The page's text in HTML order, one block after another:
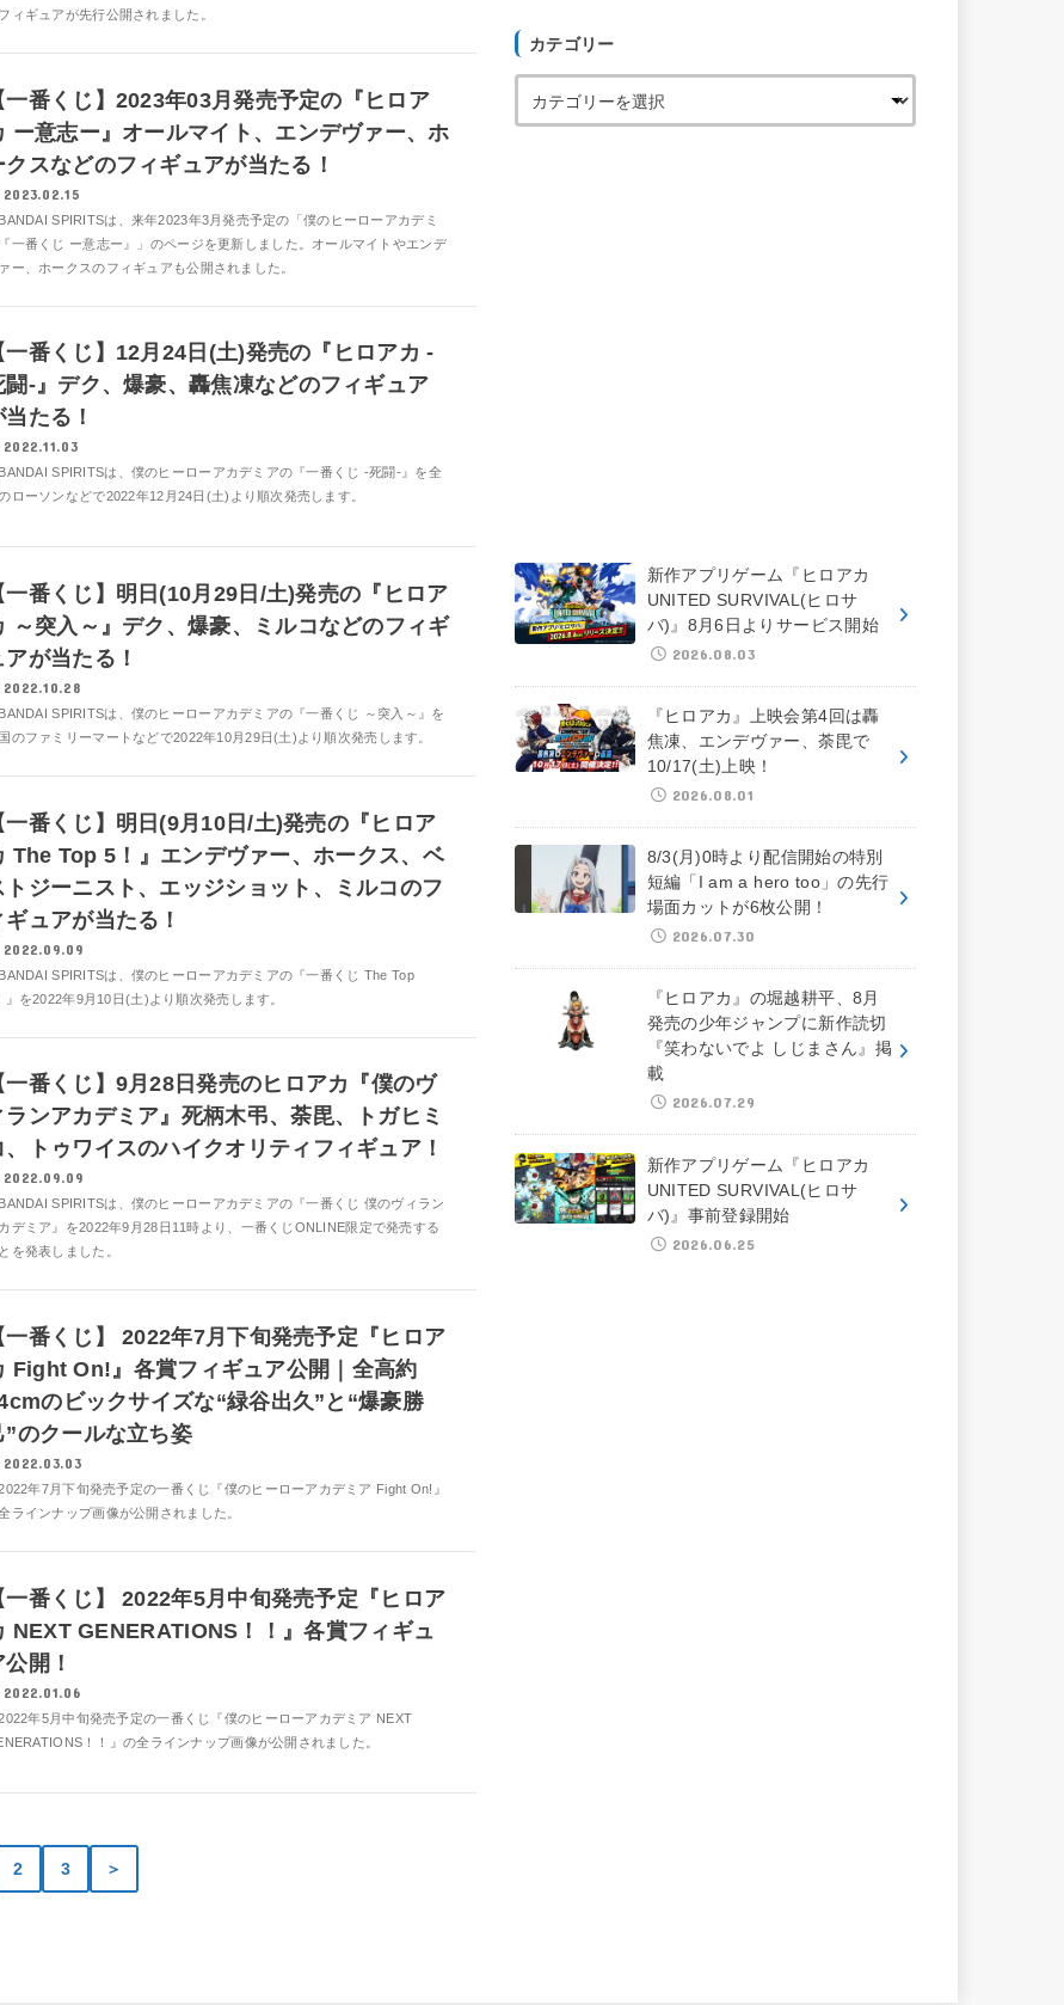
ィギュアが先行公開されました。
一番くじ】2023年03月発売予定の『ヒロア
ー意志ー』オールマイト、エンデヴァー、ホ
クスなどのフィギュアが当たる！
2023.02.15
SPIRITSは、来年2023年3月発売予定の「僕のヒーローアカデミ
一番くじ ー意志ー』」のページを更新しました。オールマイトやエンデ
ー、ホークスのフィギュアも公開されました。
一番くじ】12月24日(土)発売の『ヒロアカ -
闘-』デク、爆豪、轟焦凍などのフィギュア
当たる！
2022.11.03
SPIRITSは、僕のヒーローアカデミアの『一番くじ -死闘-』を全
ローソンなどで2022年12月24日(土)より順次発売します。
一番くじ】明日(10月29日/土)発売の『ヒロア
～突入～』デク、爆豪、ミルコなどのフィギ
アが当たる！
2022.10.28
SPIRITSは、僕のヒーローアカデミアの『一番くじ ～突入～』を
のファミリーマートなどで2022年10月29日(土)より順次発売します。
一番くじ】明日(9月10日/土)発売の『ヒロア
The Top 5！』エンデヴァー、ホークス、ベ
トジーニスト、エッジショット、ミルコのフ
ギュアが当たる！
2022.09.09
SPIRITSは、僕のヒーローアカデミアの『一番くじ The Top
』を2022年9月10日(土)より順次発売します。
一番くじ】9月28日発売のヒロアカ『僕のヴ
ランアカデミア』死柄木弔、荼毘、トガヒミ
、トゥワイスのハイクオリティフィギュア！
2022.09.09
SPIRITSは、僕のヒーローアカデミアの『一番くじ 僕のヴィラン
デミア』を2022年9月28日11時より、一番くじONLINE限定で発売する
を発表しました。
一番くじ】 2022年7月下旬発売予定『ヒロア
Fight On!』各賞フィギュア公開｜全高約
のビックサイズな“緑谷出久”と“爆豪勝
”のクールな立ち姿
2022.03.03
年7月下旬発売予定の一番くじ『僕のヒーローアカデミア Fight On!』
ラインナップ画像が公開されました。
一番くじ】 2022年5月中旬発売予定『ヒロア
NEXT GENERATIONS！！』各賞フィギュ
公開！
2022.01.06
年5月中旬発売予定の一番くじ『僕のヒーローアカデミア NEXT
！！』の全ラインナップ画像が公開されました。
2 3 ＞
カテゴリー
新作アプリゲーム『ヒロアカ
UNITED SURVIVAL(ヒロサ
バ)』8月6日よりサービス開始
2026.08.03
『ヒロアカ』上映会第4回は轟
焦凍、エンデヴァー、荼毘で
10/17(土)上映！
2026.08.01
8/3(月)0時より配信開始の特別
短編「I am a hero too」の先行
場面カットが6枚公開！
2026.07.30
『ヒロアカ』の堀越耕平、8月
発売の少年ジャンプに新作読切
『笑わないでよ しじまさん』掲
載
2026.07.29
新作アプリゲーム『ヒロアカ
UNITED SURVIVAL(ヒロサ
バ)』事前登録開始
2026.06.25